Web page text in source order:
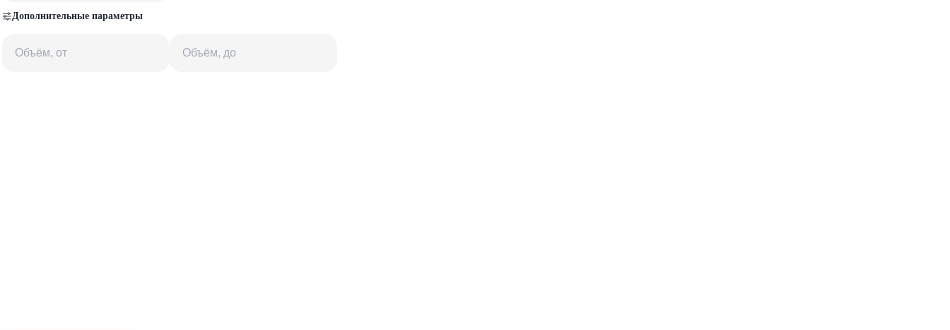
Дополнительные параметры